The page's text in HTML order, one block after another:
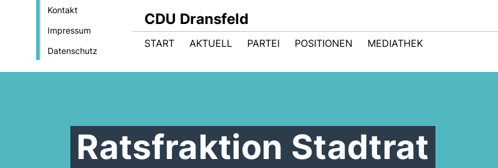
Kontakt
Impressum
Datenschutz
CDU Dransfeld
START AKTUELL PARTEI POSITIONEN MEDIATHEK
Ratsfraktion Stadtrat